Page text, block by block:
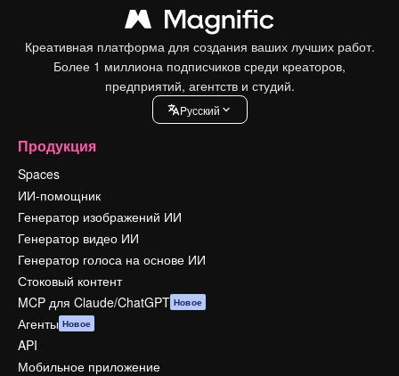
Креативная платформа для создания ваших лучших работ.
Более 1 миллиона подписчиков среди креаторов,
предприятий, агентств и студий.
Pусский
Продукция
Spaces
ИИ-помощник
Генератор изображений ИИ
Генератор видео ИИ
Генератор голоса на основе ИИ
Стоковый контент
MCP для Claude/ChatGPT Новое
Агенты Новое
API
Мобильное приложение